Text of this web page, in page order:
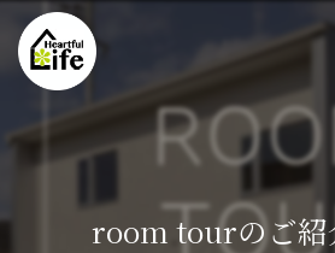
room tourのご紹